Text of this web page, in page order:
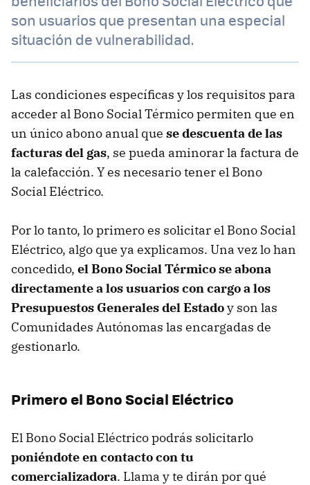
son usuarios que presentan una especial
situación de vulnerabilidad.
Las condiciones específicas y los requisitos para
acceder al Bono Social Térmico permiten que en
un único abono anual que se descuenta de las
facturas del gas, se pueda aminorar la factura de
la calefacción. Y es necesario tener el Bono
Social Eléctrico.
Por lo tanto, lo primero es solicitar el Bono Social
Eléctrico, algo que ya explicamos. Una vez lo han
concedido, el Bono Social Térmico se abona
directamente a los usuarios con cargo a los
Presupuestos Generales del Estadoy son las
Comunidades Autónomas las encargadas de
gestionarlo.
Primero el Bono Social Eléctrico
El Bono Social Eléctrico podrás solicitarlo
poniéndote en contacto con tu
comercializadora. Llama y te dirán por qué